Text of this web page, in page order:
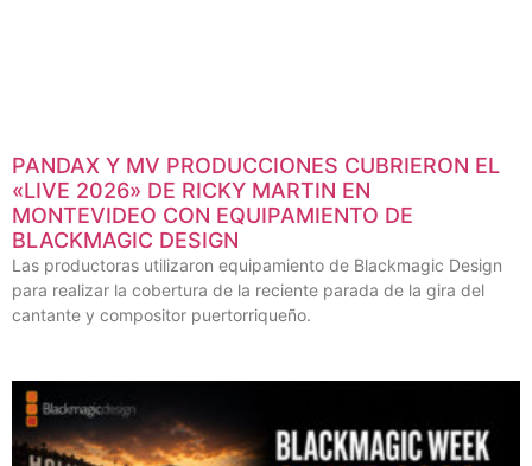
PANDAX Y MV PRODUCCIONES CUBRIERON EL
«LIVE 2026» DE RICKY MARTIN EN
MONTEVIDEO CON EQUIPAMIENTO DE
BLACKMAGIC DESIGN
Las productoras utilizaron equipamiento de Blackmagic Design
para realizar la cobertura de la reciente parada de la gira del
cantante y compositor puertorriqueño.